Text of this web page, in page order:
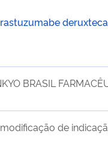
BRASIL
de